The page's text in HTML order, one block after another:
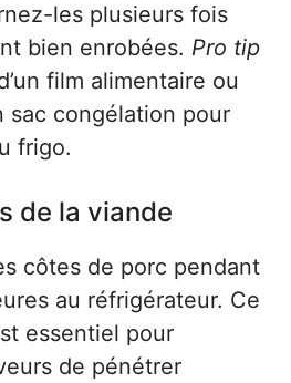
les plusieurs fois
bien enrobées. Pro tip
film alimentaire ou
sac congélation pour
frigo.
de la viande
côtes de porc pendant
au réfrigérateur. Ce
essentiel pour
de pénétrer